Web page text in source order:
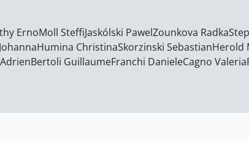
ErnoMoll SteffiJaskólski PawelZounkova Radka
Humina ChristinaSkorzinski SebastianHerold
Bertoli GuillaumeFranchi DanieleCagno Valeria